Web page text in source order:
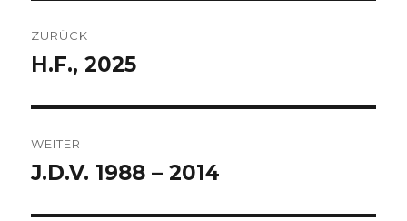
ZURÜCK
Vorheriger
H.F., 2025
WEITER
Nächster
J.D.V. 1988 – 2014